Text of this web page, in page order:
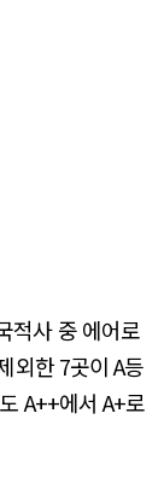
적사 중 에어로
외한 7곳이 A등
A++에서 A+로